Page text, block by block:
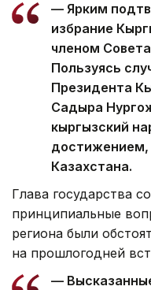
— Ярким
избрание
членом
Пользуясь
Президента
Садыра
кыргызский
Казахстана.
Глава государства
принципиальные
региона были
на прошлогодней
—